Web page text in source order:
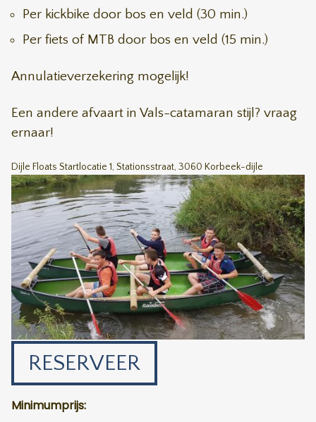
Per kickbike door bos en veld (30 min.)
Per fiets of MTB door bos en veld (15 min.)
Annulatieverzekering mogelijk!
Een andere afvaart in Vals-catamaran stijl? vraag
ernaar!
Dijle Floats Startlocatie 1, Stationsstraat, 3060 Korbeek-dijle
RESERVEER
Minimumprijs: